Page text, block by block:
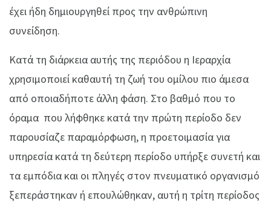
έχει ήδη δημιουργηθεί προς την ανθρώπινη
συνείδηση.
Κατά τη διάρκεια αυτής της περιόδου η Ιεραρχία
χρησιμοποιεί καθαυτή τη ζωή του ομίλου πιο άμεσα
από οποιαδήποτε άλλη φάση. Στο βαθμό που το
όραμα που λήφθηκε κατά την πρώτη περίοδο δεν
παρουσίαζε παραμόρφωση, η προετοιμασία για
υπηρεσία κατά τη δεύτερη περίοδο υπήρξε συνετή και
τα εμπόδια και οι πληγές στον πνευματικό οργανισμό
ξεπεράστηκαν ή επουλώθηκαν, αυτή η τρίτη περίοδος